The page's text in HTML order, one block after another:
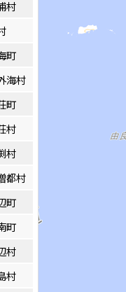
村
町
海村
町
村
村
都村
町
町
村
村